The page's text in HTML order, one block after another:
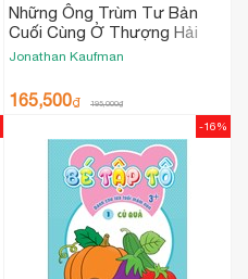
Những Ông Trùm Tư Bản
Cuối Cùng Ở Thượng Hải
Jonathan Kaufman
165,500₫ 195,000₫
-16%